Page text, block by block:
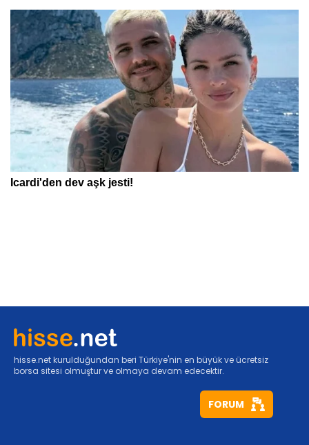
hisse.net kurulduğundan beri Türkiye'nin en büyük ve ücretsiz
borsa sitesi olmuştur ve olmaya devam edecektir.
FORUM